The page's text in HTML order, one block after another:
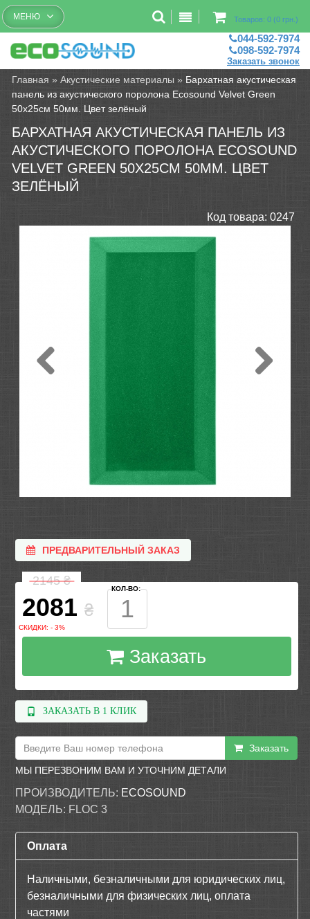
Бесплатный рассчет помещений
Товаров: 0 (0 грн.)
МЕНЮ
044-592-7974
098-592-7974
Заказать звонок
Главная »Акустические материалы » Бархатная акустическая
панель из акустического поролона Ecosound Velvet Green
50х25см 50мм. Цвет зелёный
БАРХАТНАЯ АКУСТИЧЕСКАЯ ПАНЕЛЬ ИЗ
АКУСТИЧЕСКОГО ПОРОЛОНА ECOSOUND
VELVET GREEN 50Х25СМ 50ММ. ЦВЕТ
ЗЕЛЁНЫЙ
Код товара: 0247
ПРЕДВАРИТЕЛЬНЫЙ ЗАКАЗ
2145₴
2081 ₴
СКИДКИ: - 3%
КОЛ-ВО:
Заказать
ЗАКАЗАТЬ В 1 КЛИК
Заказать
МЫ ПЕРЕЗВОНИМ ВАМ И УТОЧНИМ ДЕТАЛИ
ПРОИЗВОДИТЕЛЬ: ECOSOUND
МОДЕЛЬ: FLOC 3
Оплата
Наличными, безналичными для юридических лиц,
безналичными для физических лиц, оплата
частями